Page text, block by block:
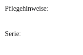
Pflegehinweise:
Serie: